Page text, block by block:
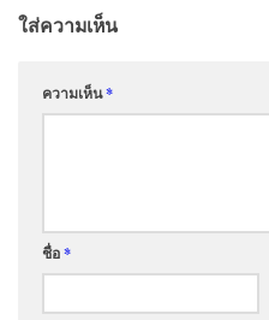
ใส่ความเห็น
ความเห็น*
ชื่อ*